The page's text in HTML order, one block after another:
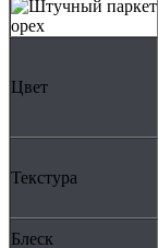
Цвет
Текстура
Блеск